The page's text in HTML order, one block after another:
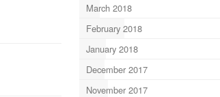
March 2018
February 2018
January 2018
December 2017
November 2017